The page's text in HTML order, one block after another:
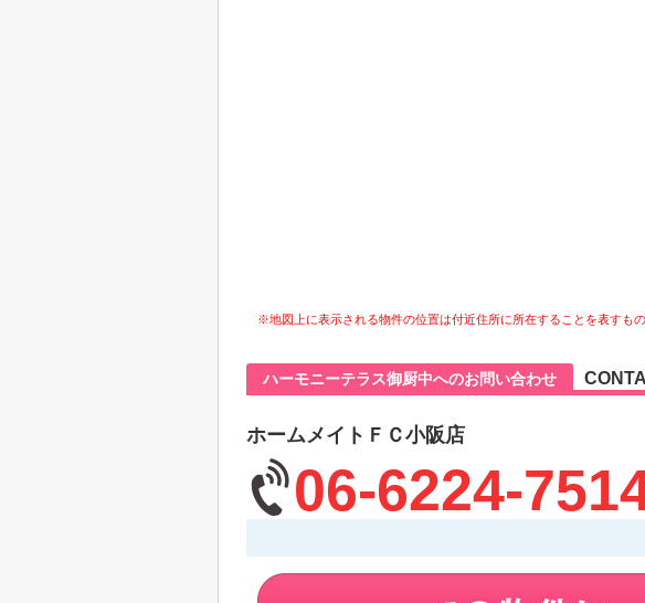
※地図上に表示される物件の位置は付近住所に所在することを表すも
ハーモニーテラス御厨中へのお問い合わせ
ホームメイトＦＣ小阪店
06-6224-